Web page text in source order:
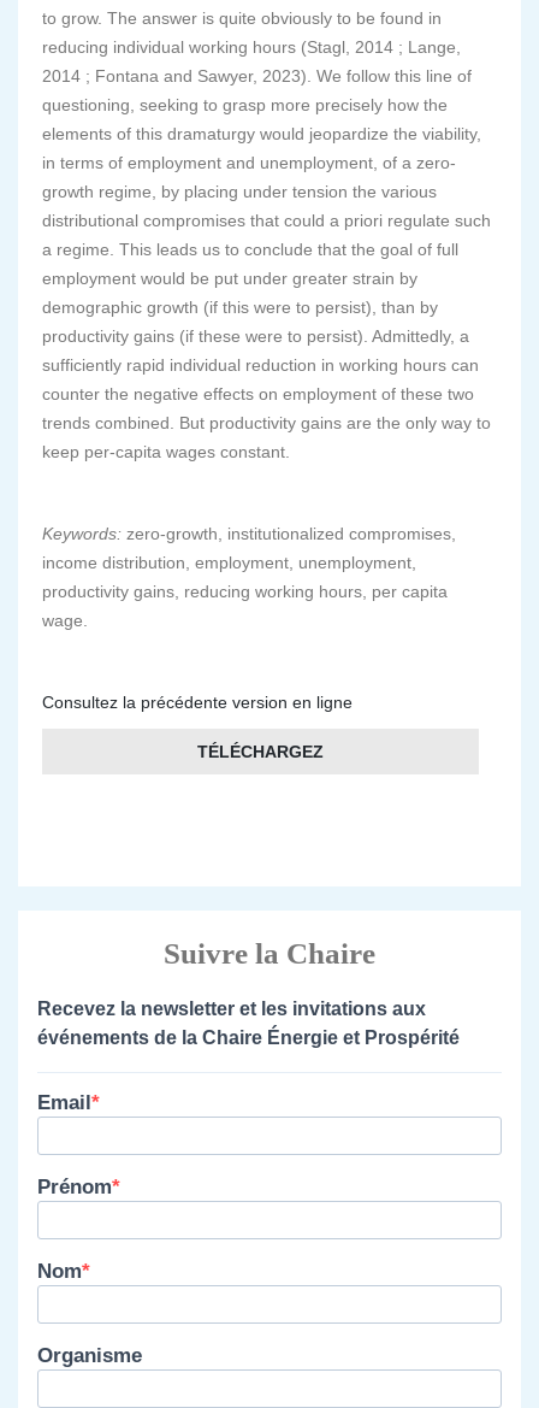
to grow. The answer is quite obviously to be found in
reducing individual working hours (Stagl, 2014 ; Lange,
2014 ; Fontana and Sawyer, 2023). We follow this line of
questioning, seeking to grasp more precisely how the
elements of this dramaturgy would jeopardize the viability,
in terms of employment and unemployment, of a zero-
growth regime, by placing under tension the various
distributional compromises that could a priori regulate such
a regime. This leads us to conclude that the goal of full
employment would be put under greater strain by
demographic growth (if this were to persist), than by
productivity gains (if these were to persist). Admittedly, a
sufficiently rapid individual reduction in working hours can
counter the negative effects on employment of these two
trends combined. But productivity gains are the only way to
keep per-capita wages constant.
Keywords: zero-growth, institutionalized compromises,
income distribution, employment, unemployment,
productivity gains, reducing working hours, per capita
wage.
Consultez la précédente version en ligne
TÉLÉCHARGEZ
Suivre la Chaire
Recevez la newsletter et les invitations aux
événements de la Chaire Énergie et Prospérité
Email
Prénom
Nom
Organisme